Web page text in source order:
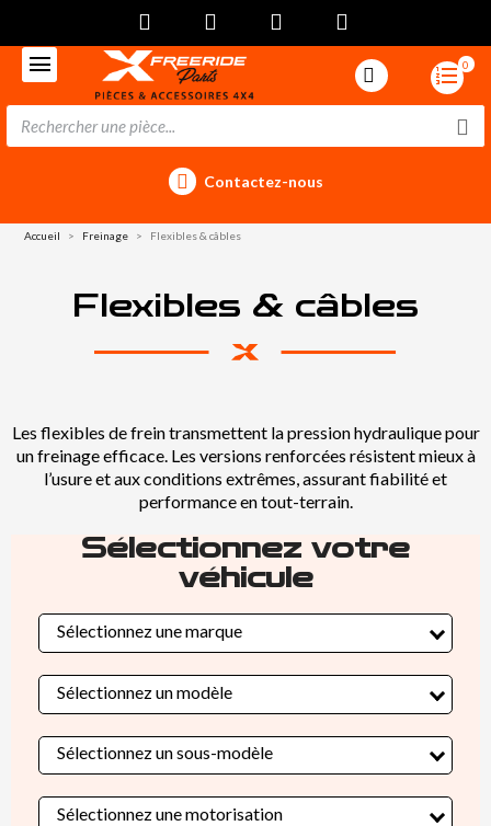
0
Contactez-nous
Accueil Freinage Flexibles & câbles
Flexibles & câbles
Les flexibles de frein transmettent la pression hydraulique pour
un freinage efficace. Les versions renforcées résistent mieux à
l’usure et aux conditions extrêmes, assurant fiabilité et
performance en tout-terrain.
Sélectionnez votre
véhicule
Sélectionnez une marque
Sélectionnez un modèle
Sélectionnez un sous-modèle
Sélectionnez une motorisation